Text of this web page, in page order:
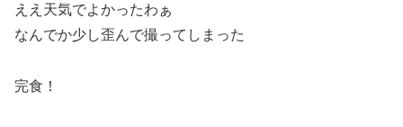
ええ天気でよかったわぁ
なんでか少し歪んで撮ってしまった
完食！